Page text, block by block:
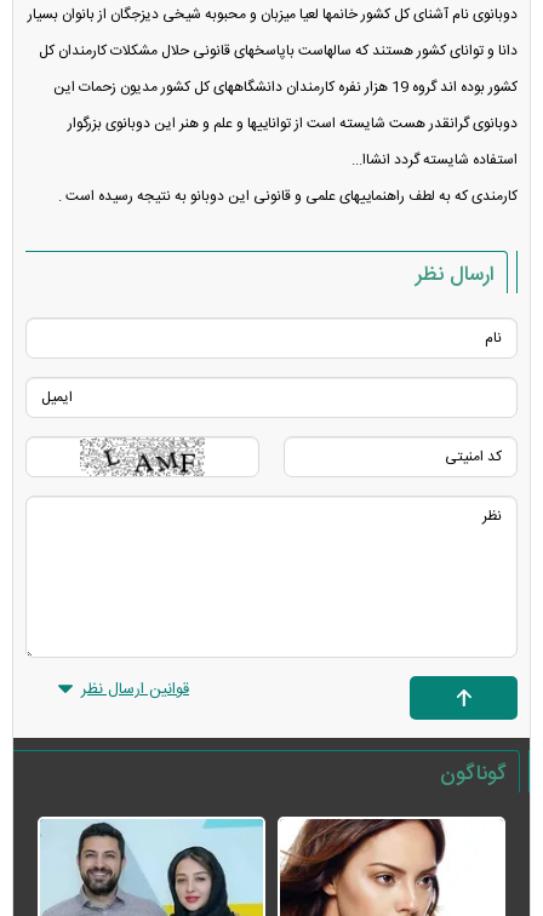
دوبانوی نام آشنای کل کشور خانمها لعیا میزبان و محبوبه شیخی دیزجگان از بانوان بسیار
دانا و توانای کشور هستند که سالهاست باپاسخهای قانونی حلال مشکلات کارمندان کل
کشور بوده اند گروه 19 هزار نفره کارمندان دانشگاههای کل کشور مدیون زحمات این
دوبانوی گرانقدر هست شایسته است از تواناییها و علم و هنر این دوبانوی بزرگوار
استفاده شایسته گردد انشاا...
کارمندی که به لطف راهنماییهای علمی و قانونی این دوبانو به نتیجه رسیده است .
ارسال نظر
قوانین ارسال نظر
گوناگون